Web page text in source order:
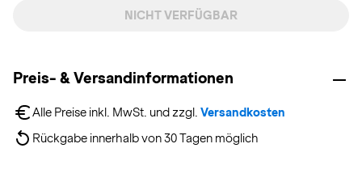
NICHT VERFÜGBAR
Preis- & Versandinformationen
Alle Preise inkl. MwSt. und zzgl. Versandkosten
Rückgabe innerhalb von 30 Tagen möglich